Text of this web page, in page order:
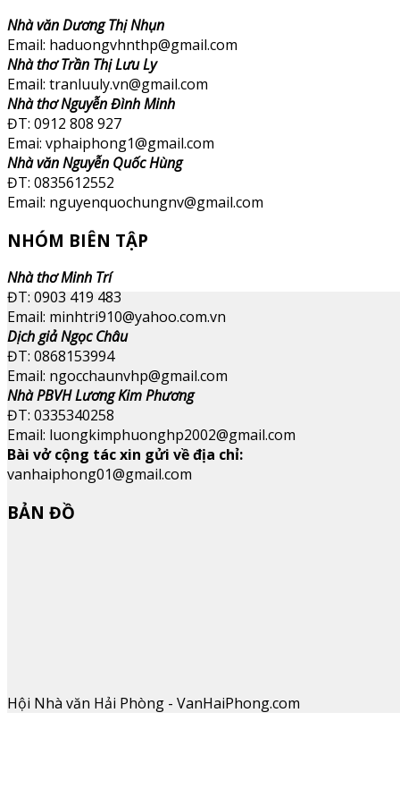
Nhà văn Dương Thị Nhụn
Email: haduongvhnthp@gmail.com
Nhà thơ Trần Thị Lưu Ly
Email: tranluuly.vn@gmail.com
Nhà thơ Nguyễn Đình Minh
ĐT: 0912 808 927
Emai: vphaiphong1@gmail.com
Nhà văn Nguyễn Quốc Hùng
ĐT: 0835612552
Email: nguyenquochungnv@gmail.com
NHÓM BIÊN TẬP
Nhà thơ Minh Trí
ĐT: 0903 419 483
Email: minhtri910@yahoo.com.vn
Dịch giả Ngọc Châu
ĐT: 0868153994
Email: ngocchaunvhp@gmail.com
Nhà PBVH Lương Kim Phương
ĐT: 0335340258
Email: luongkimphuonghp2002@gmail.com
Bài vở cộng tác xin gửi về địa chỉ:
vanhaiphong01@gmail.com
BẢN ĐỒ
Hội Nhà văn Hải Phòng - VanHaiPhong.com